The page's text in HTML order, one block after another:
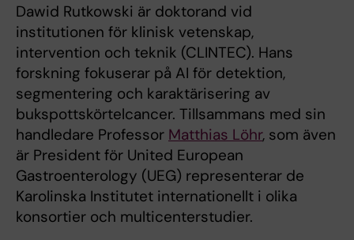
Dawid Rutkowski är doktorand vid
institutionen för klinisk vetenskap,
intervention och teknik (CLINTEC). Hans
forskning fokuserar på AI för detektion,
segmentering och karaktärisering av
bukspottskörtelcancer. Tillsammans med sin
handledare Professor Matthias Löhr, som även
är President för United European
Gastroenterology (UEG) representerar de
Karolinska Institutet internationellt i olika
konsortier och multicenterstudier.